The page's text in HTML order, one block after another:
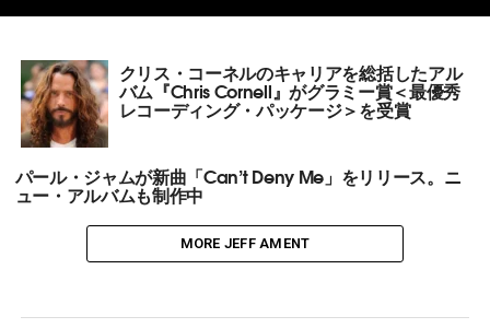
クリス・コーネルのキャリアを総括したアル
バム『Chris Cornell』がグラミー賞＜最優秀
レコーディング・パッケージ＞を受賞
パール・ジャムが新曲「Can’t Deny Me」をリリース。ニ
ュー・アルバムも制作中
MORE JEFF AMENT